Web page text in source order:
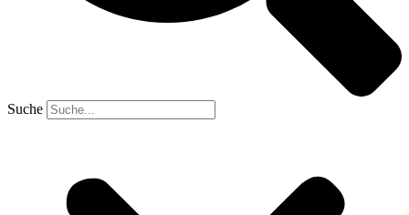
Suche